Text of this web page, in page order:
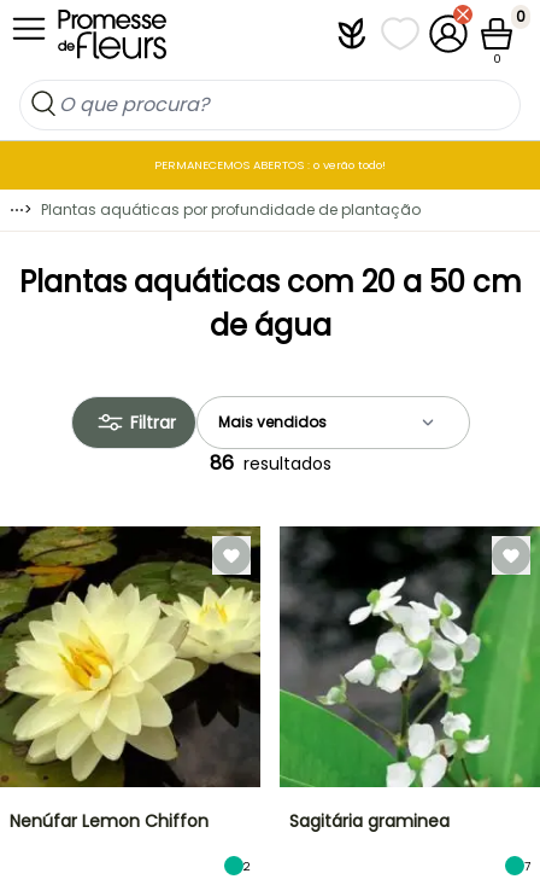
Ir para o Conteúdo PlantfitAs minhas listas
A minha
0
0
PERMANECEMOS ABERTOS : o verão todo!
⋯> Plantas aquáticas por profundidade de plantação
Plantas aquáticas com 20 a 50 cm
de água
Filtrar
86 resultados
Nenúfar Lemon Chiffon
2
Sagitária graminea
7